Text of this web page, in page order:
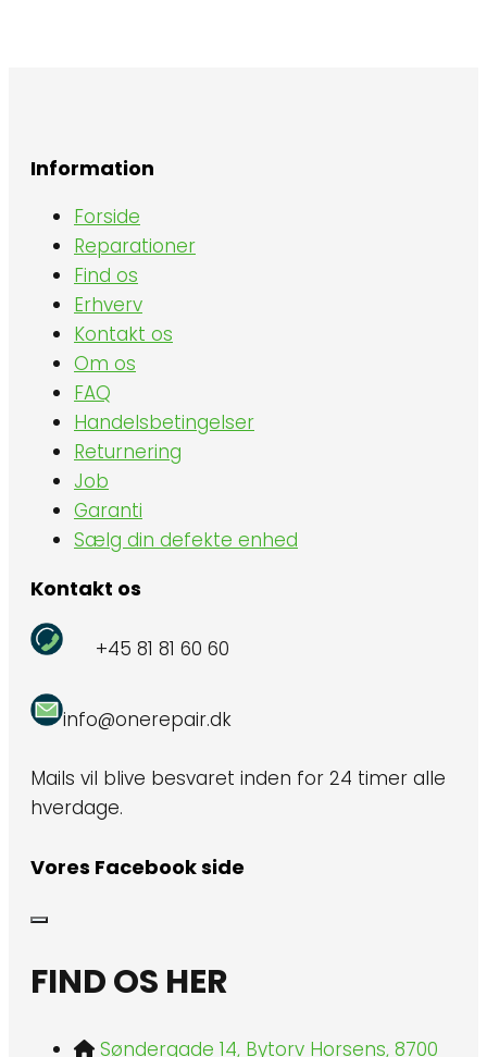
Information
Forside
Reparationer
Find os
Erhverv
Kontakt os
Om os
FAQ
Handelsbetingelser
Returnering
Job
Garanti
Sælg din defekte enhed
Kontakt os
+45 81 81 60 60
info@onerepair.dk
Mails vil blive besvaret inden for 24 timer alle
hverdage.
Vores Facebook side
FIND OS HER
Søndergade 14, Bytorv Horsens, 8700